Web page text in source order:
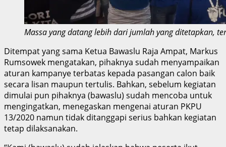
Massa yang datang lebih dari jumlah yang ditetapkan,
Ditempat yang sama Ketua Bawaslu Raja Ampat, Markus
Rumsowek mengatakan, pihaknya sudah menyampaikan
aturan kampanye terbatas kepada pasangan calon baik
secara lisan maupun tertulis. Bahkan, sebelum kegiatan
dimulai pun pihaknya (bawaslu) sudah mencoba untuk
mengingatkan, menegaskan mengenai aturan PKPU
13/2020 namun tidak ditanggapi serius bahkan kegiatan
tetap dilaksanakan.